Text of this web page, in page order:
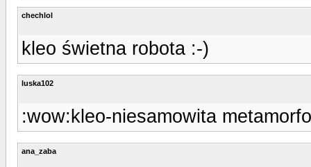
chechlol
kleo świetna robota :-)
luska102
:wow:kleo-niesamowita
ana_zaba